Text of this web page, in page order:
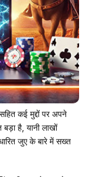
कई मुद्दों पर अपने
है, यानी लाखों
जुए के बारे में सख्त